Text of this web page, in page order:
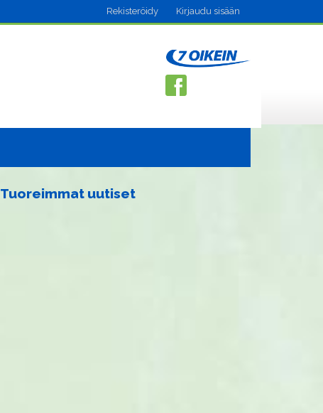
Rekisteröidy Kirjaudu sisään
Tuoreimmat uutiset